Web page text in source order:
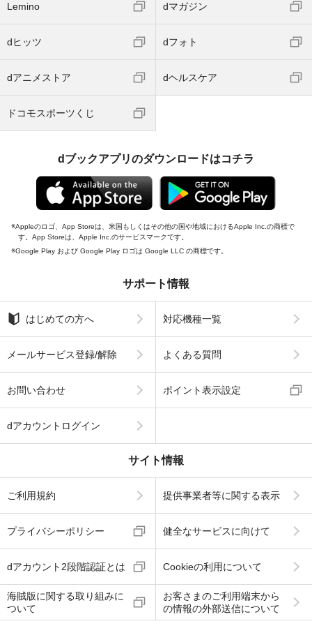
Lemino dマガジン
dヒッツ dフォト
dアニメストア dヘルスケア
ドコモスポーツくじ
dブックアプリのダウンロードはコチラ
Appleのロゴ、App Storeは、米国もしくはその他の国や地域におけるApple Inc.の商標で
す。App Storeは、Apple Inc.のサービスマークです。
Google Play および Google Play ロゴは Google LLC の商標です。
サポート情報
はじめての方へ 対応機種一覧
メールサービス登録/解除 よくある質問
お問い合わせ ポイント表示設定
dアカウントログイン
サイト情報
ご利用規約 提供事業者等に関する表示
プライバシーポリシー 健全なサービスに向けて
dアカウント2段階認証とは Cookieの利用について
海賊版に関する取り組みに
ついて
お客さまのご利用端末から
の情報の外部送信について